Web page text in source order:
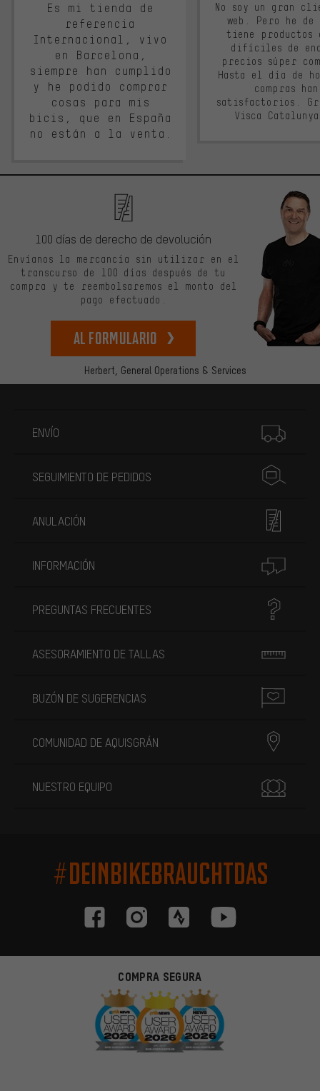
Es mi tienda de
referencia
Internacional, vivo
en Barcelona,
siempre han cumplido
y he podido comprar
cosas para mis
bicis, que en España
no están a la venta.
No soy un gran
web. Pero he
tiene productos
difíciles de
precios súper
Hasta el día de
compras
satisfactorios.
Visca
Herbert, General Operations & Services
100 días de derecho de devolución
Envíanos la mercancía sin utilizar en el
transcurso de 100 días después de tu
compra y te reembolsaremos el monto del
pago efectuado.
Al formulario
ENVÍO
SEGUIMIENTO DE PEDIDOS
ANULACIÓN
INFORMACIÓN
PREGUNTAS FRECUENTES
ASESORAMIENTO DE TALLAS
BUZÓN DE SUGERENCIAS
COMUNIDAD DE AQUISGRÁN
NUESTRO EQUIPO
#DEINBIKEBRAUCHTDAS
COMPRA SEGURA